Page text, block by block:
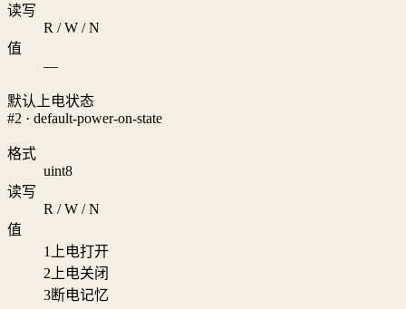
读写
R / W / N
值
—
默认上电状态
#2 · default-power-on-state
格式
uint8
读写
R / W / N
值
1
上电打开
2 上电关闭
3断电记忆